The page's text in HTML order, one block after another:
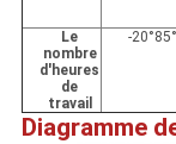
Le
nombre
d'heures
de
travail
-
Diagramme